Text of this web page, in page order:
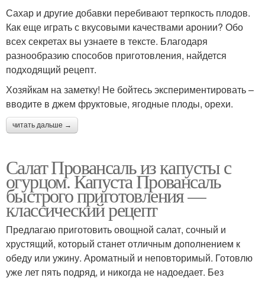
Сахар и другие добавки перебивают терпкость плодов.
Как еще играть с вкусовыми качествами аронии? Обо
всех секретах вы узнаете в тексте. Благодаря
разнообразию способов приготовления, найдется
подходящий рецепт.
Хозяйкам на заметку! Не бойтесь экспериментировать –
вводите в джем фруктовые, ягодные плоды, орехи.
читать дальше →
Салат Провансаль из капусты с
огурцом. Капуста Провансаль
быстрого приготовления —
классический рецепт
Предлагаю приготовить овощной салат, сочный и
хрустящий, который станет отличным дополнением к
обеду или ужину. Ароматный и неповторимый. Готовлю
уже лет пять подряд, и никогда не надоедает. Без